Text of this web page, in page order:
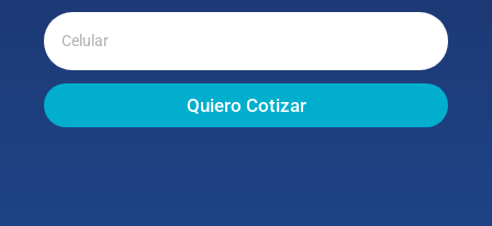
Quiero Cotizar